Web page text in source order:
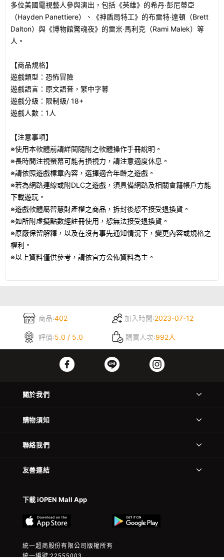
多位美國電視藝人參與演出，包括《英雄》的希丹‧彭尼蒂亞
（Hayden Panettiere）、《神盾局特工》的布雷特‧達頓（Brett
Dalton）與《博物館驚魂夜》的雷米‧馬利克（Rami Malek）等
人。
【商品規格】
遊戲類型：恐怖冒險
遊戲語言：原文語音，繁中字幕
遊戲分級：限制級/ 18+
遊戲人數：1人
【注意事項】
※使用本軟體前請詳閱隨附之軟體操作手冊說明。
※長時間注視螢幕可能有損視力，請注意適度休息。
※請依照遊戲標章內容，選擇適合年齡之遊戲。
※若為網路連線或附DLC之遊戲，須具備網路及相關會籍帳戶方能
下載遊玩。
※遊戲軟體屬智慧財產權之商品，拆封後恕不接受退換貨。
※如所附虛擬點數經註冊使用，恕無法接受退換貨。
※原廠保留解釋，以及在沒有事先通知情況下，變更內容或規格之
權利。
※以上資料僅供參考，請依官方公佈資料為主。
商品:402 加入時間:2023-07-12
評價:5.0 / 5.0 購買人次:992人
關於我們
購物須知
聯絡我們
友善連結
下載 iOPEN Mall App
統一超商股份有限公司版權所有
統一編號:22555003